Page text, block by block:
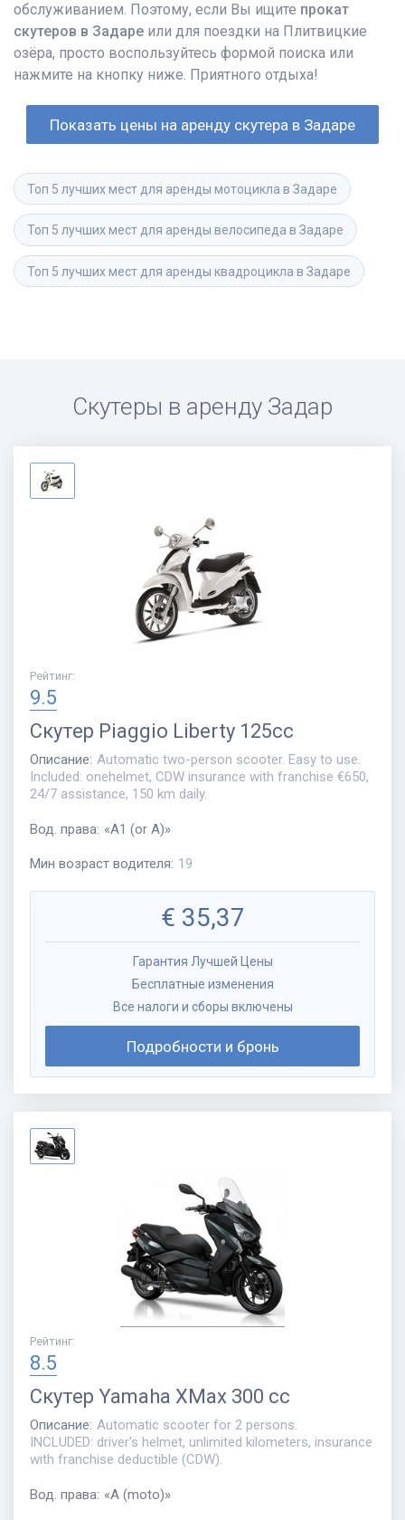
обслуживанием. Поэтому, если Вы ищите прокат
скутеров в Задаре или для поездки на Плитвицкие
озёра, просто воспользуйтесь формой поиска или
нажмите на кнопку ниже. Приятного отдыха!
Показать цены на аренду скутера в Задаре
Топ 5 лучших мест для аренды мотоцикла в Задаре
Топ 5 лучших мест для аренды велосипеда в Задаре
Топ 5 лучших мест для аренды квадроцикла в Задаре
Скутеры в аренду Задар
Рейтинг:
9.5
Скутер Piaggio Liberty 125cc
Описание: Automatic two-person scooter. Easy to use.
Included: onehelmet, CDW insurance with franchise €650,
24/7 assistance, 150 km daily.
Вод. права: «A1 (or A)»
Мин возраст водителя: 19
€ 35,37
Гарантия Лучшей Цены
Бесплатные изменения
Все налоги и сборы включены
Подробности и бронь
Рейтинг:
8.5
Скутер Yamaha XMax 300 cc
Описание: Automatic scooter for 2 persons.
INCLUDED: driver's helmet, unlimited kilometers, insurance
with franchise deductible (CDW).
Вод. права: «A (moto)»